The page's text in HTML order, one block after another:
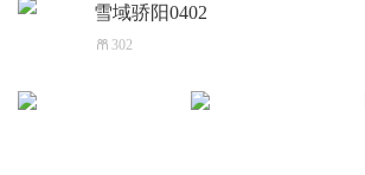
雪域骄阳0402
302